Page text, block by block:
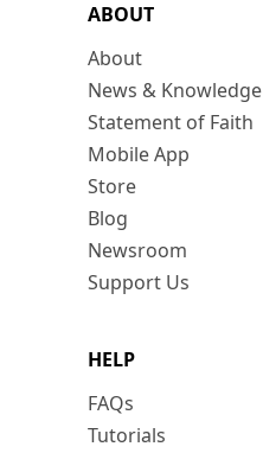
ABOUT
About
News & Knowledge
Statement of Faith
Mobile App
Store
Blog
Newsroom
Support Us
HELP
FAQs
Tutorials